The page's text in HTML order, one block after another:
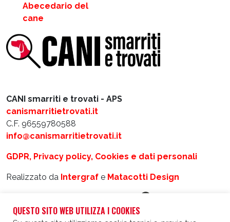
CANI smarriti e trovati - APS
canismarritietrovati.it
C.F. 96559780588
info@canismarritietrovati.it
GDPR, Privacy policy, Cookies e dati personali
Realizzato da Intergraf e Matacotti Design
Abecedario del
cane
QUESTO SITO WEB UTILIZZA I COOKIES